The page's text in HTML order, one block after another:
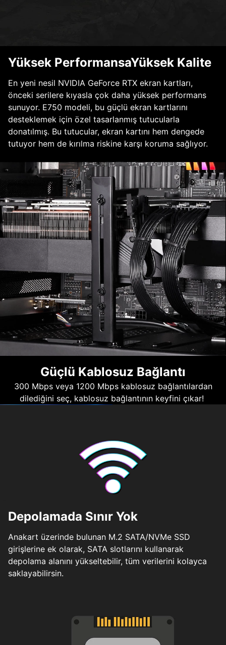
Yüksek PerformansaYüksek Kalite
En yeni nesil NVIDIA GeForce RTX ekran kartları,
önceki serilere kıyasla çok daha yüksek performans
sunuyor. E750 modeli, bu güçlü ekran kartlarını
desteklemek için özel tasarlanmış tutucularla
donatılmış. Bu tutucular, ekran kartını hem dengede
tutuyor hem de kırılma riskine karşı koruma sağlıyor.
Güçlü Kablosuz Bağlantı
300 Mbps veya 1200 Mbps kablosuz bağlantılardan
dilediğini seç, kablosuz bağlantının keyfini çıkar!
Depolamada Sınır Yok
Anakart üzerinde bulunan M.2 SATA/NVMe SSD
girişlerine ek olarak, SATA slotlarını kullanarak
depolama alanını yükseltebilir, tüm verilerini kolayca
saklayabilirsin.